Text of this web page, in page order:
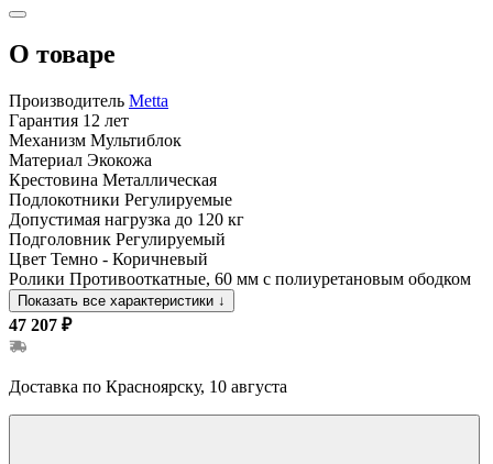
О товаре
Производитель Metta
Гарантия 12 лет
Механизм Мультиблок
Материал Экокожа
Крестовина Металлическая
Подлокотники Регулируемые
Допустимая нагрузка до 120 кг
Подголовник Регулируемый
Цвет Темно - Коричневый
Ролики Противооткатные, 60 мм с полиуретановым ободком
Показать все характеристики ↓
47 207 ₽
Доставка по Красноярску, 10 августа